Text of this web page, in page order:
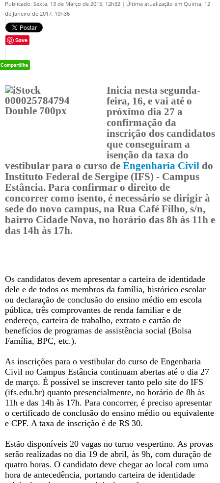
Publicado: Sexta, 13 de Março de 2015, 12h32 | Última atualização em Quinta, 12
de Janeiro de 2017, 10h36
Save
Inicia nesta segunda-
feira, 16, e vai até o
próximo dia 27 a
confirmação da
inscrição dos candidatos
que conseguiram a
isenção da taxa do
vestibular para o curso de Engenharia Civil do
Instituto Federal de Sergipe (IFS) - Campus
Estância. Para confirmar o direito de
concorrer como isento, é necessário se dirigir à
sede do novo campus, na Rua Café Filho, s/n,
bairro Cidade Nova, no horário das 8h às 11h e
das 14h às 17h.
Os candidatos devem apresentar a carteira de identidade
dele e de todos os membros da família, histórico escolar
ou declaração de conclusão do ensino médio em escola
pública, três comprovantes de renda familiar e de
endereço, carteira de trabalho, extrato e cartão de
benefícios de programas de assistência social (Bolsa
Família, BPC, etc.).
As inscrições para o vestibular do curso de Engenharia
Civil no Campus Estância continuam abertas até o dia 27
de março. É possível se inscrever tanto pelo site do IFS
(ifs.edu.br) quanto presencialmente, no horário de 8h às
11h e das 14h às 17h. Para concorrer, é preciso apresentar
o certificado de conclusão do ensino médio ou equivalente
e CPF. A taxa de inscrição é de R$ 30.
Estão disponíveis 20 vagas no turno vespertino. As provas
serão realizadas no dia 19 de abril, às 9h, com duração de
quatro horas. O candidato deve chegar ao local com uma
hora de antecedência, portando carteira de identidade